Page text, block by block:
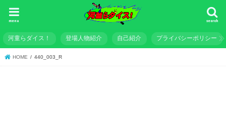
search
menu
河童らダイス！ 登場人物紹介 自己紹介 プライバシーポリシー
HOME 440_003_R